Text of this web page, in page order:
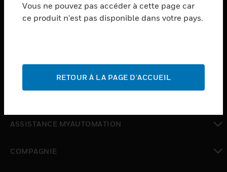
toggle view
SERVICES
toggle view
toggle view
toggle view
ASSISTANCE MYAUTOMATION
COMPAGNIE
Vous ne pouvez pas accéder à cette page car
ce produit n'est pas disponible dans votre pays.
RETOUR À LA PAGE D'ACCUEIL